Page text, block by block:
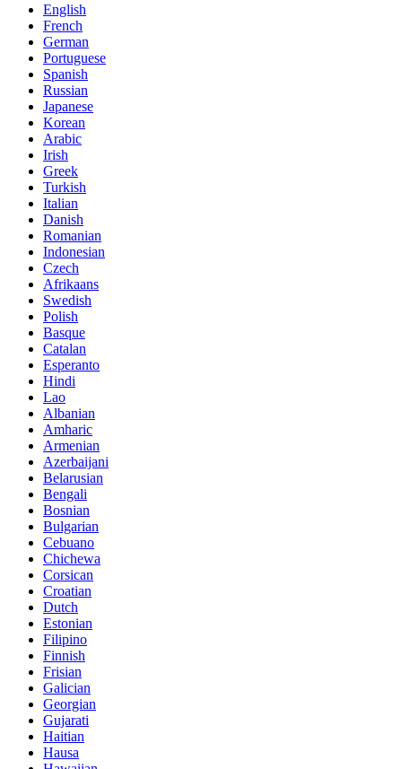
English
French
German
Portuguese
Spanish
Russian
Japanese
Korean
Arabic
Irish
Greek
Turkish
Italian
Danish
Romanian
Indonesian
Czech
Afrikaans
Swedish
Polish
Basque
Catalan
Esperanto
Hindi
Lao
Albanian
Amharic
Armenian
Azerbaijani
Belarusian
Bengali
Bosnian
Bulgarian
Cebuano
Chichewa
Corsican
Croatian
Dutch
Estonian
Filipino
Finnish
Frisian
Galician
Georgian
Gujarati
Haitian
Hausa